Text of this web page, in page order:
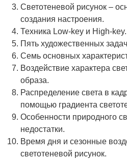
Светотеневой рисунок –
создания настроения.
Техника Low-key и High-key.
Пять художественных
Семь основных
Воздействие характера
образа.
Распределение света в
помощью градиента
Особенности природного
недостатки.
Время дня и сезонные
светотеневой рисунок.